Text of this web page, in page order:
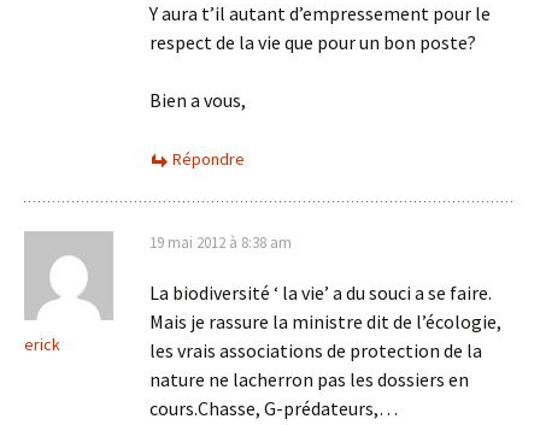
Y aura t’il autant d’empressement pour le
respect de la vie que pour un bon poste?
Bien a vous,
Répondre
erick
19 mai 2012 à 8:38 am
La biodiversité ‘ la vie’ a du souci a se faire.
Mais je rassure la ministre dit de l’écologie,
les vrais associations de protection de la
nature ne lacherron pas les dossiers en
cours.Chasse, G-prédateurs,…